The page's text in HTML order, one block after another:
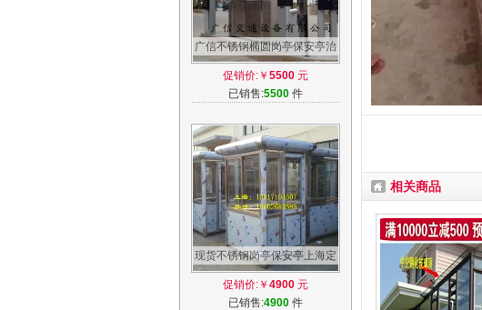
广信不锈钢椭圆岗亭保安亭治
安岗亭高速公路收费岗亭值班
岗亭定做
促销价:￥ 5500 元
已销售:5500 件
现货不锈钢岗亭保安亭上海定
制户外移动岗亭停车场收费岗
亭值班亭
促销价:￥ 4900 元
已销售:4900 件
相关商品